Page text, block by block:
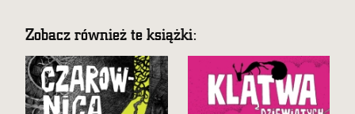
Zobacz również te książki: